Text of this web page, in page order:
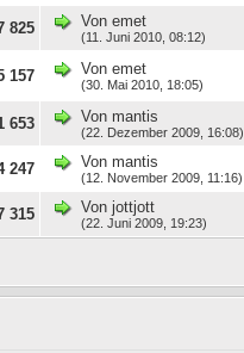
825 Von emet
(11. Juni 2010, 08:12)
157 Von emet
(30. Mai 2010, 18:05)
653 Von mantis
(22. Dezember 2009, 16:08)
247 Von mantis
(12. November 2009, 11:16)
315 Von jottjott
(22. Juni 2009, 19:23)